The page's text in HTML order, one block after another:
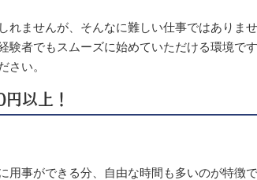
れませんが、そんなに難しい仕事ではありま
験者でもスムーズに始めていただける環境で
さい。
以上！
用事ができる分、自由な時間も多いのが特徴